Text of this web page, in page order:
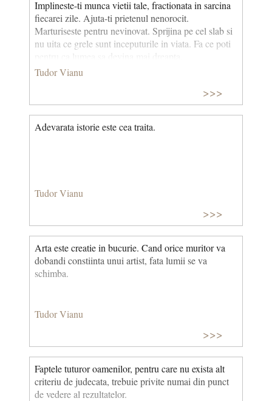
Implineste-ti munca vietii tale, fractionata in sarcina
fiecarei zile. Ajuta-ti prietenul nenorocit.
Marturiseste pentru nevinovat. Sprijina pe cel slab si
nu uita ce grele sunt inceputurile in viata. Fa ce poti
Tudor Vianu
>>>
Adevarata istorie este cea traita.
Tudor Vianu
>>>
Arta este creatie in bucurie. Cand orice muritor va
dobandi constiinta unui artist, fata lumii se va
schimba.
Tudor Vianu
>>>
Faptele tuturor oamenilor, pentru care nu exista alt
criteriu de judecata, trebuie privite numai din punct
de vedere al rezultatelor.